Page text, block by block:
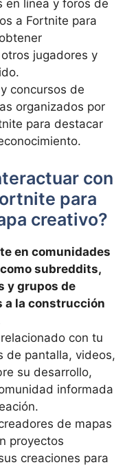
en línea y foros de
a Fortnite para
jugadores y
concursos de
organizados por
para destacar
con
para
creativo?
en comunidades
subreddits,
y grupos de
a la construcción
con tu
de pantalla, videos,
su desarrollo,
informada
de mapas
proyectos
creaciones para